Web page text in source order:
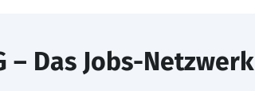
– Das Jobs-Netzwerk